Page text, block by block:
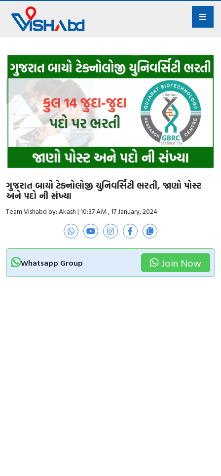
ગુજરાત બાયો ટેક્નોલોજી યુનિવર્સિટી ભરતી, જાણો પોસ્ટ
અને પદો ની સંખ્યા
Team Vishabd by: Akash | 10:37 AM , 17 January, 2024
Whatsapp Group Join Now